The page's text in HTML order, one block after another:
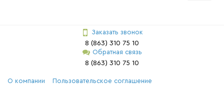
Заказать звонок
8 (863) 310 75 10
Обратная связь
8 (863) 310 75 10
О компании Пользовательское соглашение